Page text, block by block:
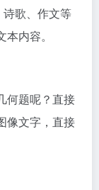
歌、作文等
内容。
何题呢？直接
像文字，直接